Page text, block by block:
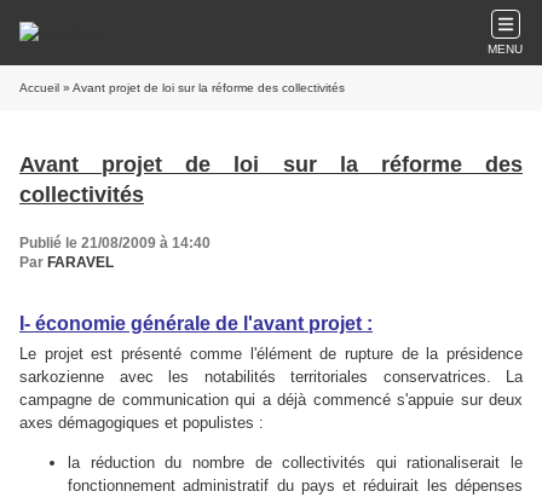
MENU
Accueil » Avant projet de loi sur la réforme des collectivités
Avant projet de loi sur la réforme des
collectivités
Publié le 21/08/2009 à 14:40
Par FARAVEL
I- économie générale de l'avant projet :
Le projet est présenté comme l'élément de rupture de la présidence
sarkozienne avec les notabilités territoriales conservatrices. La
campagne de communication qui a déjà commencé s'appuie sur deux
axes démagogiques et populistes :
la réduction du nombre de collectivités qui rationaliserait le
fonctionnement administratif du pays et réduirait les dépenses